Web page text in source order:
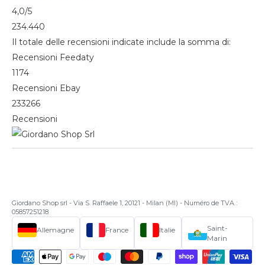
4,0/5
234.440
Il totale delle recensioni indicate include la somma di:
Recensioni Feedaty
1174
Recensioni Ebay
233266
Recensioni
Giordano Shop srl - Via S. Raffaele 1, 20121 - Milan (MI) - Numéro de TVA :
05857251218
Allemagne France Italie
Saint-
Marin